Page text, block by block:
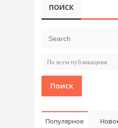
ПОИСК
Поиск
Популярное